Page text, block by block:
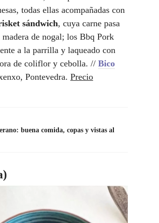
todas ellas acompañadas con
sándwich, cuya carne pasa
de nogal; los Bbq Pork
a la parrilla y laqueado con
de coliflor y cebolla. // Bico
Pontevedra. Precio
buena comida, copas y vistas al